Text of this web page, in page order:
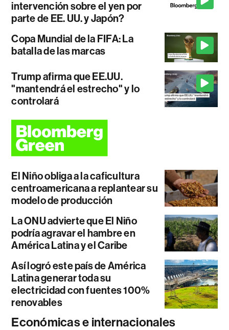
intervención sobre el yen por
parte de EE. UU. y Japón?
Copa Mundial de la FIFA: La
batalla de las marcas
Trump afirma que EE.UU.
"mantendrá el estrecho" y lo
controlará
El Niño obliga a la caficultura
centroamericana a replantear su
modelo de producción
La ONU advierte que El Niño
podría agravar el hambre en
América Latina y el Caribe
Así logró este país de América
Latina generar toda su
electricidad con fuentes 100%
renovables
Económicas e internacionales